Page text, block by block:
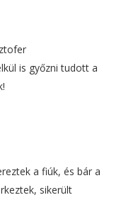
is győzni tudott a
a fiúk, és bár a
sikerült